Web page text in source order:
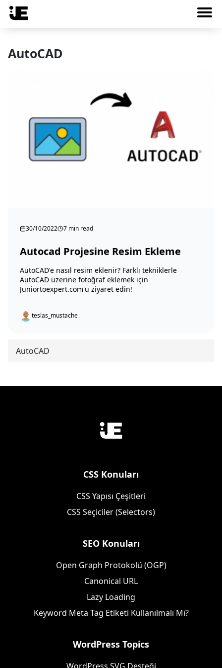
AutoCAD
30/10/2022 7 min read
Autocad Projesine Resim Ekleme
AutoCAD'e nasıl resim eklenir? Farklı tekniklerle
AutoCAD üzerine fotoğraf eklemek için
Juniortoexpert.com'u ziyaret edin!
teslas_mustache
AutoCAD
CSS Konuları
CSS Yapısı Çeşitleri
CSS Seçiciler (Selectors)
SEO Konuları
Open Graph Protokolü (OGP)
Canonical URL
Lazy Loading
Keyword Meta Tag Etiketi Kullanılmalı Mı?
WordPress Topics